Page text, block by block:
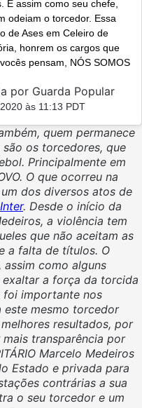
E assim como seu chefe,
odeiam o torcedor. Essa
de Ases em Celeiro de
honrem os cargos que
pensam, NÓS SOMOS
por Guarda Popular
às 11:13 PDT
quem permanece
os torcedores, que
Principalmente em
O que ocorreu na
dos diversos atos de
Inter. Desde o início da
a violência tem
que não aceitam as
a falta de títulos. O
assim como alguns
a força da torcida
foi importante nos
este mesmo torcedor
resultados, por
transparência por
Marcelo Medeiros
Estado e privada para
contrárias a sua
o seu torcedor e um